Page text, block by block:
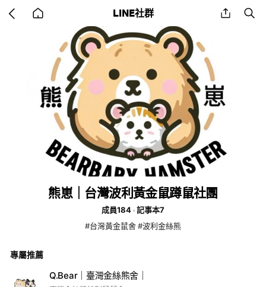
back LINE社群 share
熊崽｜台灣波利黃金鼠蹲鼠社團
成員184
記事本7
#台灣黃金鼠舍 #波利金絲熊
專屬推薦
Q.Bear｜臺灣金絲熊舍｜